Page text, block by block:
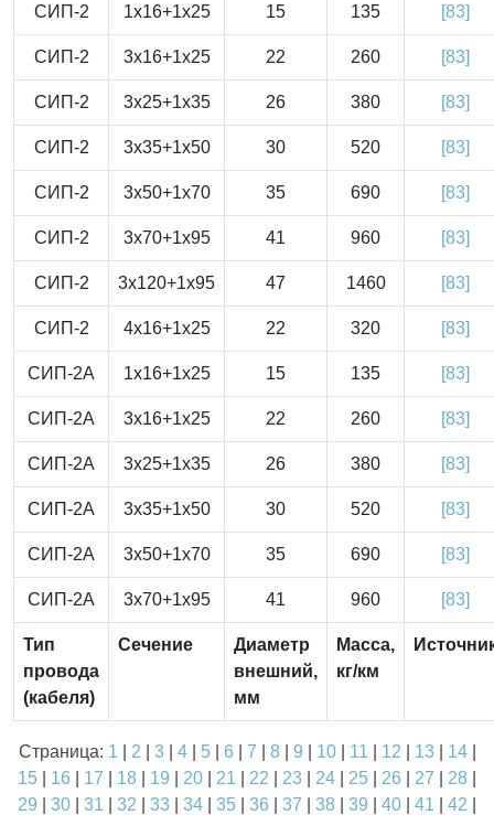
СИП-2 1x16+1x25 15 135 [83]
СИП-2 3x16+1x25 22 260 [83]
СИП-2 3x25+1x35 26 380 [83]
СИП-2 3x35+1x50 30 520 [83]
СИП-2 3x50+1x70 35 690 [83]
СИП-2 3x70+1x95 41 960 [83]
СИП-2 3x120+1x95 47 1460 [83]
СИП-2 4x16+1x25 22 320 [83]
СИП-2А 1x16+1x25 15 135 [83]
СИП-2А 3x16+1x25 22 260 [83]
СИП-2А 3x25+1x35 26 380 [83]
СИП-2А 3x35+1x50 30 520 [83]
СИП-2А 3x50+1x70 35 690 [83]
СИП-2А 3x70+1x95 41 960 [83]
Тип
провода
(кабеля)
Сечение
Диаметр
внешний,
мм
Масса,
кг/км
Страница: 1 2 3| 4| 5| 6 7 8| 9 10| 11 12 13| 14|
15
16 17 18 19 20 21 22 23 24 25 26 27 28
29
30 31 32 33 34 35 36 37 38 39 40 41 42